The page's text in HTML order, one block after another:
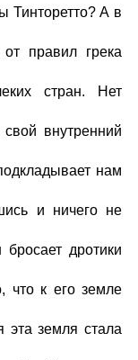
Тинторетто? А в
правил грека
стран. Нет
внутренний
нам
и ничего не
дротики
что к его земле
эта земля стала